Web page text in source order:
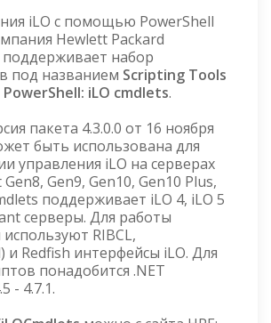
iLO с помощью PowerShell
Hewlett Packard
поддерживает набор
под названием Scripting Tools
iLO cmdlets.
пакета 4.3.0.0 от 16 ноября
быть использована для
управления iLO на серверах
Gen9, Gen10, Gen10 Plus,
поддерживает iLO 4, iLO 5
серверы. Для работы
RIBCL,
и Redfish интерфейсы iLO. Для
понадобится .NET
- 4.7.1.